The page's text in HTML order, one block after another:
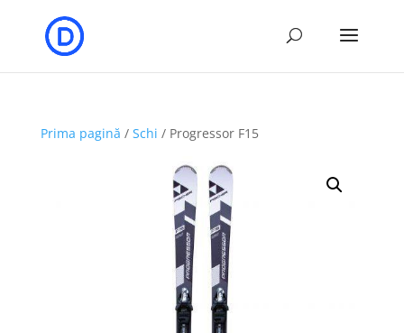
Prima pagină / Schi / Progressor F15